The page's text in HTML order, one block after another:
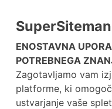
ENOSTAVNA
POTREBNEGA
Zagotavljamo vam
platforme, ki
ustvarjanje vaše